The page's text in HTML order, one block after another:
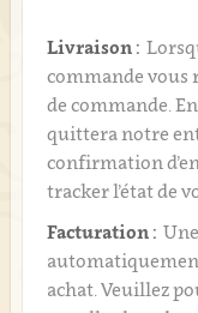
Livraison :
commande vous
de commande.
quittera notre
confirmation
tracker l’état de
Facturation :
achat. Veuillez